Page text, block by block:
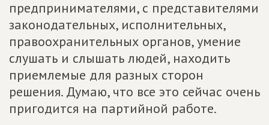
предпринимателями, с представителями
законодательных, исполнительных,
правоохранительных органов, умение
слушать и слышать людей, находить
приемлемые для разных сторон
решения. Думаю, что все это сейчас очень
пригодится на партийной работе.